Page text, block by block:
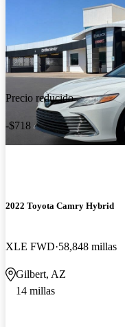
Precio reducido
-$718
2022 Toyota Camry Hybrid
XLE FWD 58,848 millas
Gilbert, AZ
14 millas